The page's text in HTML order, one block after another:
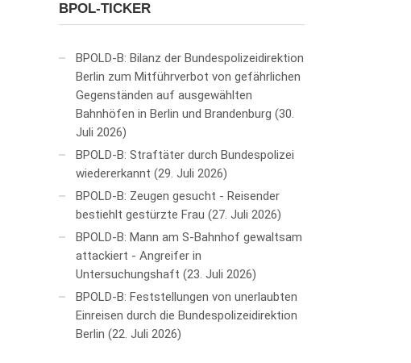
BPOL-TICKER
BPOLD-B: Bilanz der Bundespolizeidirektion
Berlin zum Mitführverbot von gefährlichen
Gegenständen auf ausgewählten
Bahnhöfen in Berlin und Brandenburg 30.
Juli 2026
BPOLD-B: Straftäter durch Bundespolizei
wiedererkannt 29. Juli 2026
BPOLD-B: Zeugen gesucht - Reisender
bestiehlt gestürzte Frau 27. Juli 2026
BPOLD-B: Mann am S-Bahnhof gewaltsam
attackiert - Angreifer in
Untersuchungshaft 23. Juli 2026
BPOLD-B: Feststellungen von unerlaubten
Einreisen durch die Bundespolizeidirektion
Berlin 22. Juli 2026